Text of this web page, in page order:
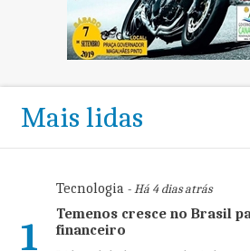
Mais lidas
1
Tecnologia- Há 4 dias atrás
Temenos cresce no Brasil
financeiro